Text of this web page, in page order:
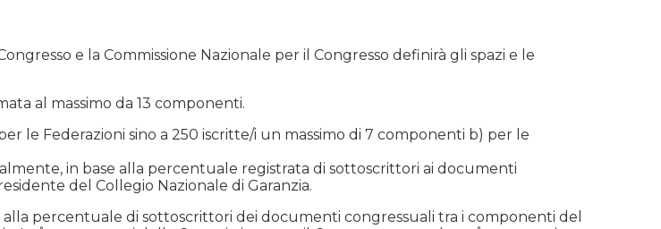
e la Commissione Nazionale per il Congresso definirà gli spazi e le
al massimo da 13 componenti.
le Federazioni sino a 250 iscritte/i un massimo di 7 componenti b) per le
in base alla percentuale registrata di sottoscrittori ai documenti
del Collegio Nazionale di Garanzia.
alla percentuale di sottoscrittori dei documenti congressuali tra i componenti del